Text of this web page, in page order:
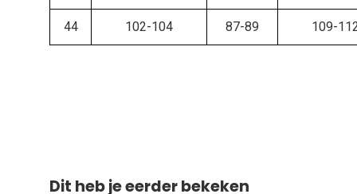
44 102-104 87-89 109-
Dit heb je eerder bekeken